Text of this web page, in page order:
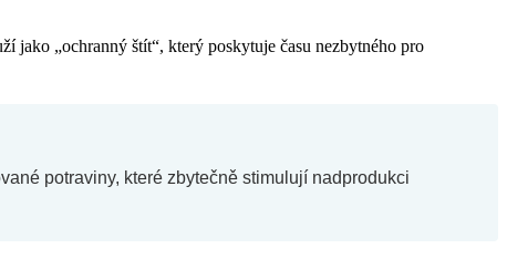
jako „ochranný štít“, který poskytuje času nezbytného pro
potraviny, které zbytečně stimulují nadprodukci